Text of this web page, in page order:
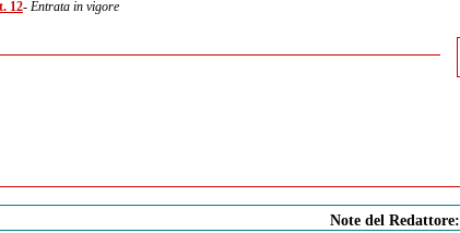
12- Entrata in vigore
Note del Redattore: